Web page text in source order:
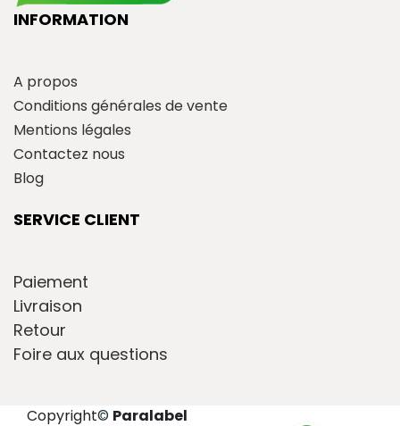
INFORMATION
A propos
Conditions générales de vente
Mentions légales
Contactez nous
Blog
SERVICE CLIENT
Paiement
Livraison
Retour
Foire aux questions
Copyright© Paralabel